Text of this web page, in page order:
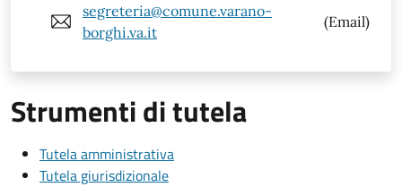
segreteria@comune.varano-
borghi.va.it
(Email)
Strumenti di tutela
Tutela amministrativa
Tutela giurisdizionale